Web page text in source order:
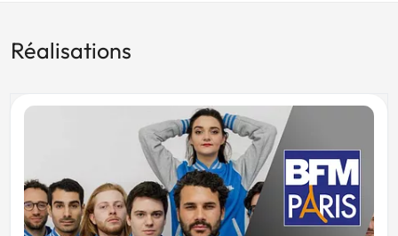
Réalisations